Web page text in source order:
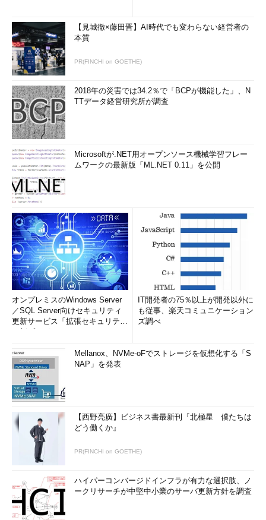
【見城徹×藤田晋】AI時代でも変わらない経営者の
本質
PR(FINCHI on GOETHE)
2018年の災害では34.2％で「BCPが機能した」、N
TTデータ経営研究所が調査
Microsoftが.NET用オープンソース機械学習フレー
ムワークの最新版「ML.NET 0.11」を公開
オンプレミスのWindows Server
／SQL Server向けセキュリティ
更新サービス「拡張セキュリティ
IT開発者の75％以上が開発以外に
も従事、楽天コミュニケーション
ズ調べ
Mellanox、NVMe-oFでストレージを仮想化する「S
NAP」を発表
【西野亮廣】ビジネス書最新刊『北極星 僕たちは
どう働くか』
PR(FINCHI on GOETHE)
ハイパーコンバージドインフラが有力な選択肢、ノ
ークリサーチが中堅中小業のサーバ更新方針を調査